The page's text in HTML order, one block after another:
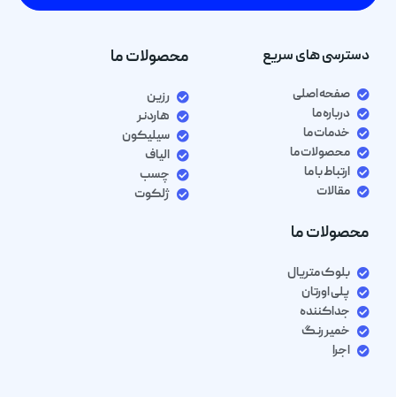
دسترسی های سریع
صفحه اصلی
درباره ما
خدمات ما
محصولات ما
ارتباط با ما
مقالات
محصولات ما
رزین
هاردنر
سیلیکون
الیاف
چسب
ژلکوت
محصولات ما
بلوک متریال
پلی اورتان
جداکننده
خمیر رنگ
اجرا